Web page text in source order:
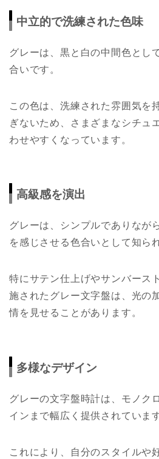
中立的で洗練された色味
グレーは、黒と白の中間色とし
合いです。
この色は、洗練された雰囲気を
ぎないため、さまざまなシチュ
わせやすくなっています。
高級感を演出
グレーは、シンプルでありなが
を感じさせる色合いとして知ら
特にサテン仕上げやサンバース
施されたグレー文字盤は、光の
情を見せることがあります。
多様なデザイン
グレーの文字盤時計は、モノク
インまで幅広く提供されています
これにより、自分のスタイルや